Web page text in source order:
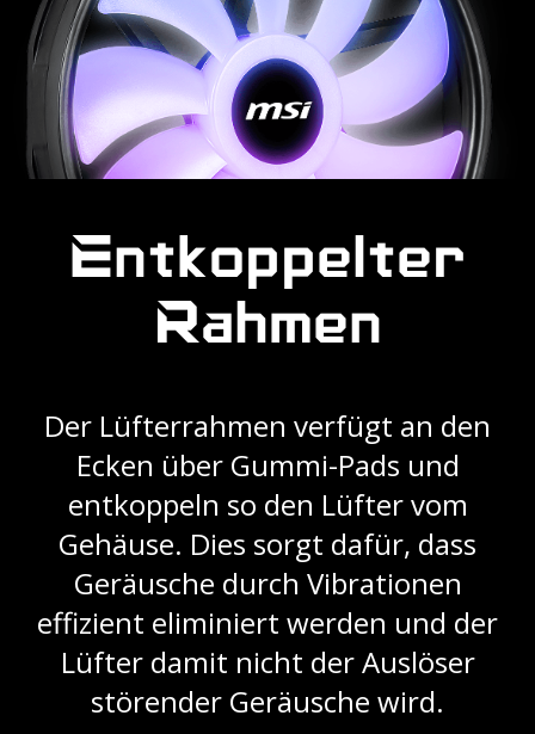
Entkoppelter
Rahmen
Der Lüfterrahmen verfügt an den
Ecken über Gummi-Pads und
entkoppeln so den Lüfter vom
Gehäuse. Dies sorgt dafür, dass
Geräusche durch Vibrationen
effizient eliminiert werden und der
Lüfter damit nicht der Auslöser
störender Geräusche wird.